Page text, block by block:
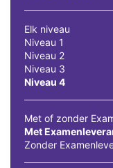
Elk niveau
Niveau 1
Niveau 2
Niveau 3
Niveau 4
Met of zonder
Met
Zonder